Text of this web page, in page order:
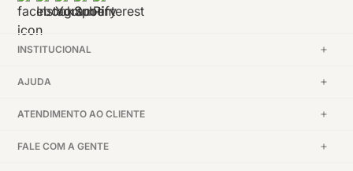
INSTITUCIONAL
AJUDA
ATENDIMENTO AO CLIENTE
FALE COM A GENTE